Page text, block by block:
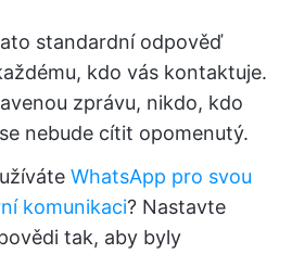
standardní odpověď
kdo vás kontaktuje.
zprávu, nikdo, kdo
nebude cítit opomenutý.
WhatsApp pro svou
komunikaci? Nastavte
tak, aby byly